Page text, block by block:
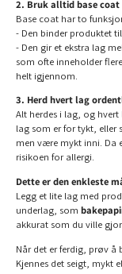
2. Bruk alltid base coat
Base coat har to
- Den binder produktet
- Den gir et ekstra lag
som ofte inneholder
helt igjennom.
3. Herd hvert lag
Alt herdes i lag, og
lag som er for tykt, eller
men være mykt inni. Da
risikoen for allergi.
Dette er den enkleste
Legg et lite lag med
underlag, som
akkurat som du ville
Når det er ferdig, prøv å
Kjennes det seigt, mykt